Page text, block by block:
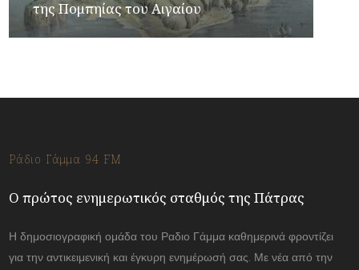
της Πομπηίας του Αιγαίου
Ράδιο Γάμμα 94 FM
Ο πρώτος ενημερωτικός σταθμός της Πάτρας
Η δημοσιογραφική ομάδα του Ραδιο Γάμμα καθημερινά φροντίζει
για την αντικειμενική και έγκυρη ενημέρωσή σας. Με νέα από την